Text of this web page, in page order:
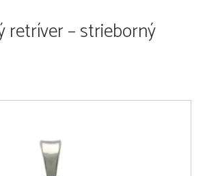
retríver – strieborný